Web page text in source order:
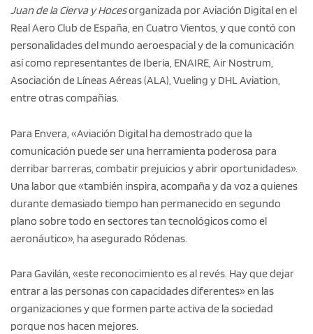
Juan de la Cierva y Hocesorganizada por Aviación Digital en el
Real Aero Club de España, en Cuatro Vientos, y que contó con
personalidades del mundo aeroespacial y de la comunicación
así como representantes de Iberia, ENAIRE, Air Nostrum,
Asociación de Líneas Aéreas (ALA), Vueling y DHL Aviation,
entre otras compañías.
Para Envera, «Aviación Digital ha demostrado que la
comunicación puede ser una herramienta poderosa para
derribar barreras, combatir prejuicios y abrir oportunidades».
Una labor que «también inspira, acompaña y da voz a quienes
durante demasiado tiempo han permanecido en segundo
plano sobre todo en sectores tan tecnológicos como el
aeronáutico», ha asegurado Ródenas.
Para Gavilán, «este reconocimiento es al revés. Hay que dejar
entrar a las personas con capacidades diferentes» en las
organizaciones y que formen parte activa de la sociedad
porque nos hacen mejores.